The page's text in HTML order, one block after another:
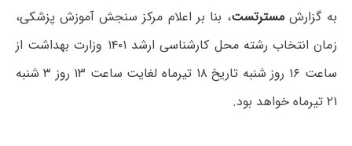
به گزارشمسترتست، بنا بر اعلام مرکز سنجش آموزش پزشکی،
زمان انتخاب رشته محل کارشناسی ارشد ۱۴۰۱ وزارت بهداشت از
ساعت ۱۶ روز شنبه تاریخ ۱۸ تیرماه لغایت ساعت ۱۳ روز ۳ شنبه
۲۱ تیرماه خواهد بود.